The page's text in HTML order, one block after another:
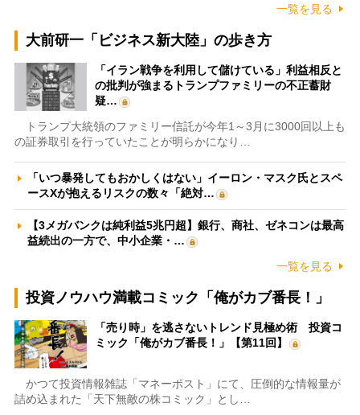
一覧を見る
大前研一「ビジネス新大陸」の歩き方
「イラン戦争を利用して儲けている」利益相反と
の批判が強まるトランプファミリーの不正蓄財
疑…
トランプ大統領のファミリー信託が今年1～3月に3000回以上も
の証券取引を行っていたことが明らかになり…
「いつ暴発してもおかしくはない」イーロン・マスク氏とスペ
ースXが抱えるリスクの数々「絶対…
【3メガバンクは純利益5兆円超】銀行、商社、ゼネコンは最高
益続出の一方で、中小企業・…
一覧を見る
投資ノウハウ満載コミック「俺がカブ番長！」
「売り時」を逃さないトレンド見極め術 投資コ
ミック「俺がカブ番長！」【第11回】
かつて投資情報雑誌「マネーポスト」にて、圧倒的な情報量が
詰め込まれた「天下無敵の株コミック」とし…